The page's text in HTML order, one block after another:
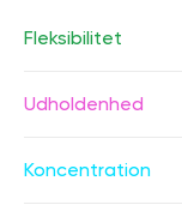
Fleksibilitet
Udholdenhed
Koncentration